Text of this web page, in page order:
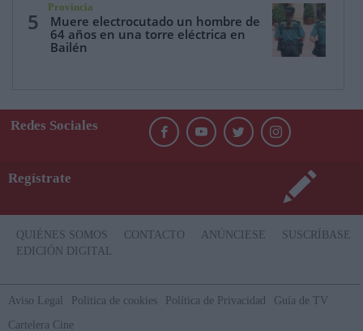
5
Provincia
Muere electrocutado un hombre de
64 años en una torre eléctrica en
Bailén
Redes Sociales
Regístrate
QUIÉNES SOMOS CONTACTO ANÚNCIESE
SUSCRÍBASE
EDICIÓN DIGITAL
Aviso Legal Politica de cookies Política de Privacidad
Guía de TV
Cartelera Cine